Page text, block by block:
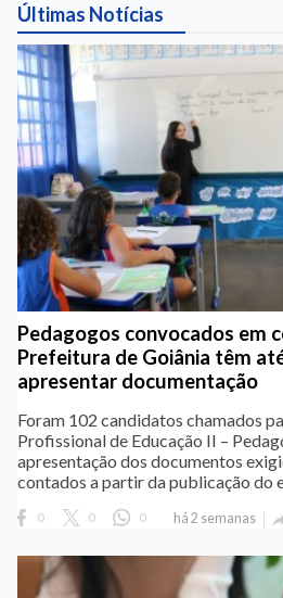
Últimas Notícias
Pedagogos convocados em
Prefeitura de Goiânia têm
apresentar documentação
Foram 102 candidatos chamados
Profissional de Educação II –
apresentação dos documentos
contados a partir da publicação do
0 0 0 há 2 semanas